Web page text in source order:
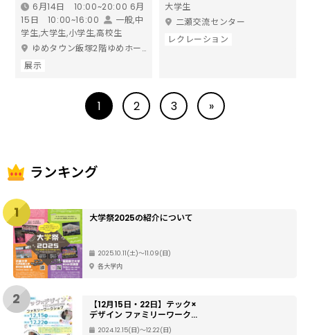
6月14日 10:00~20:00 6月
15日 10:00~16:00
一般,中
学生,大学生,小学生,高校生
ゆめタウン飯塚2階ゆめホール
展示
大学生
二瀬交流センター
レクレーション
1 2 3 »
ランキング
1 大学祭2025の紹介について
2025.10.11(土)〜11.09(日)
各大学内
2
【12月15日・22日】テック×
デザイン ファミリーワークシ
ョップ2024.12.15(日)〜12.22(日)